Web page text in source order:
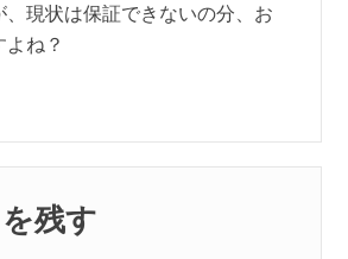
、現状は保証できないの分、お
ね？
残す